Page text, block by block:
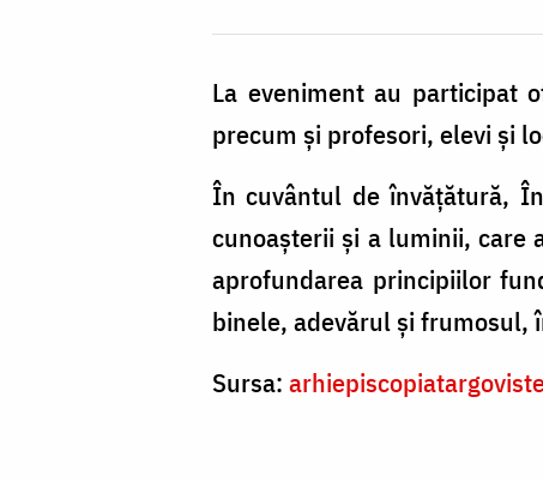
La eveniment au participat
precum şi profesori, elevi şi
În cuvântul de învăţătură,
cunoaşterii şi a luminii, care
aprofundarea principiilor
binele, adevărul şi frumosul,
Sursa: